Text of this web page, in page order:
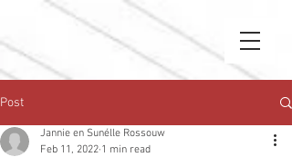
Post
Jannie en Sunélle Rossouw
Feb 11, 2022 1 min read